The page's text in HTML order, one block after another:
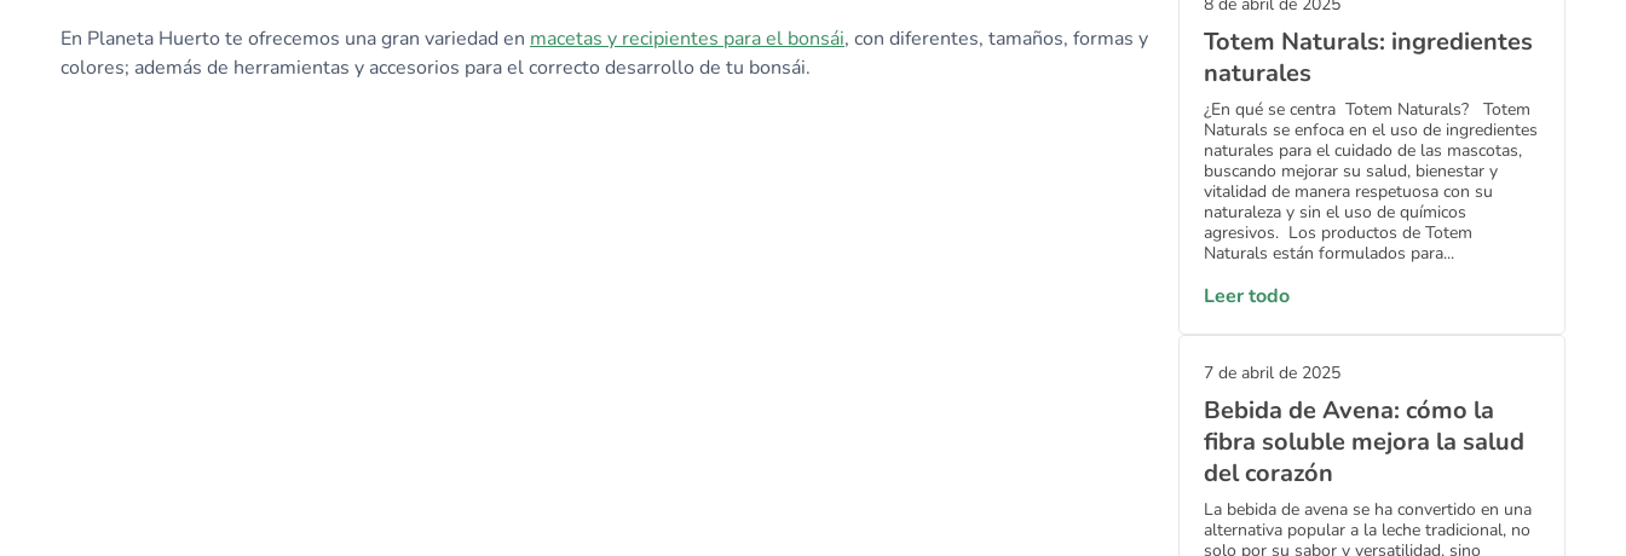
En Planeta Huerto te ofrecemos una gran variedad en macetas y recipientes para el bonsái, con diferentes, tamaños, formas y
colores; además de herramientas y accesorios para el correcto desarrollo de tu bonsái.
Totem Naturals: ingredientes
naturales
¿En qué se centra Totem Naturals? Totem
Naturals se enfoca en el uso de ingredientes
naturales para el cuidado de las mascotas,
buscando mejorar su salud, bienestar y
vitalidad de manera respetuosa con su
naturaleza y sin el uso de químicos
agresivos. Los productos de Totem
Naturals están formulados para...
Leer todo
7 de abril de 2025
Bebida de Avena: cómo la
fibra soluble mejora la salud
del corazón
La bebida de avena se ha convertido en una
alternativa popular a la leche tradicional, no
solo por su sabor y versatilidad, sino